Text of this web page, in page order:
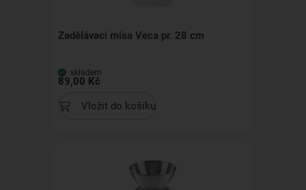
Zadělávací mísa Veca pr. 28 cm
skladem
89,00 Kč
Vložit do košíku